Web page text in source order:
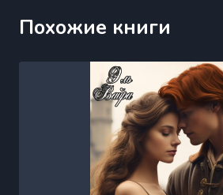
Похожие книги